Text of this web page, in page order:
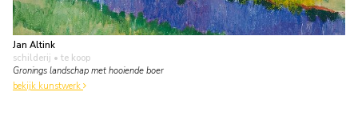
Jan Altink
schilderij • te koop
Gronings landschap met hooiende boer
bekijk kunstwerk